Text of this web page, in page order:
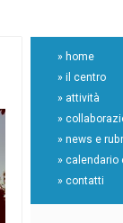
» home
» il centro
» attività
»
» news e
» calendario
» contatti